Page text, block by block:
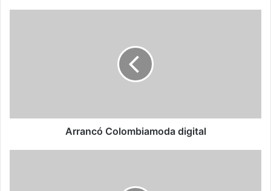
Arrancó Colombiamoda digital